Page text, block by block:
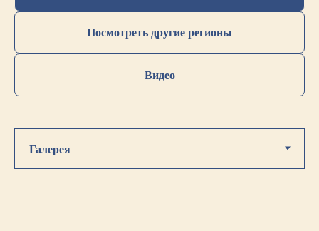
Посмотреть другие регионы
Видео